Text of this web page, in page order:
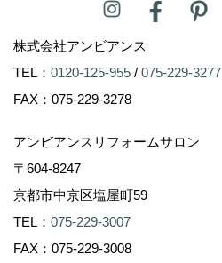
株式会社アンビアンス
TEL： 0120-125-955 / 075-229-3277
FAX：075-229-3278
アンビアンスリフォームサロン
〒604-8247
京都市中京区塩屋町59
TEL： 075-229-3007
FAX：075-229-3008